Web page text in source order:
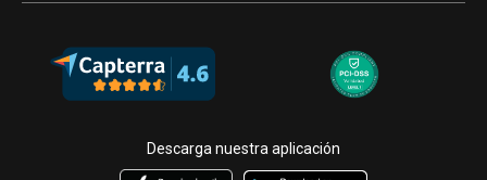
Descarga nuestra aplicación